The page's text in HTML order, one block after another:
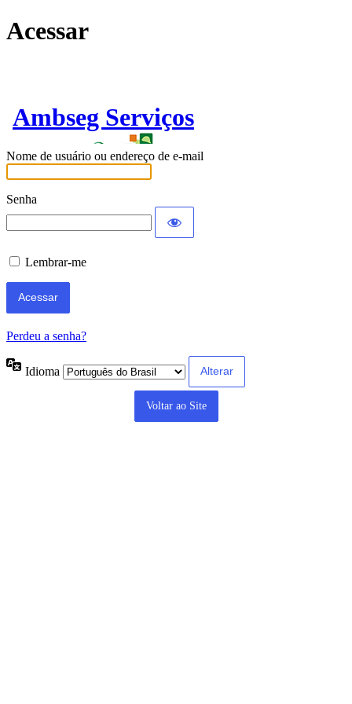
Acessar
Ambseg Serviços
Nome de usuário ou endereço de e-mail
Senha
Lembrar-me
Perdeu a senha?
Idioma
Voltar ao Site